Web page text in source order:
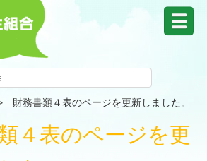
財務書類４表のページを更新しました。
４表のページを更